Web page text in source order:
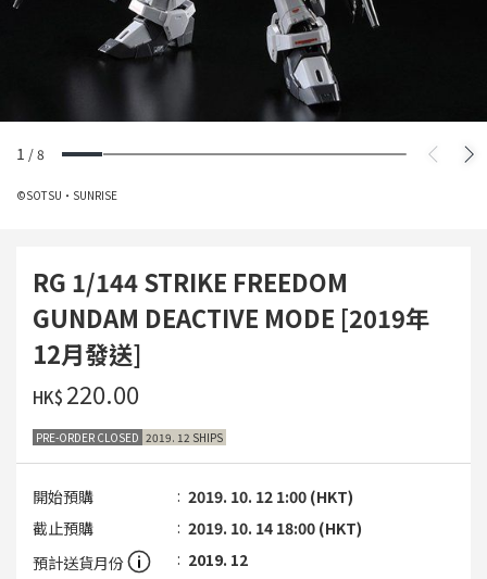
1 /8
©SOTSU・SUNRISE
RG 1/144 STRIKE FREEDOM
GUNDAM DEACTIVE MODE [2019年
12月發送]
HK$ ‌220.00
PRE-ORDER CLOSED 2019. 12 SHIPS
開始預購
2019. 10. 12 1:00 (HKT)
截止預購
2019. 10. 14 18:00 (HKT)
預計送貨月份
2019. 12